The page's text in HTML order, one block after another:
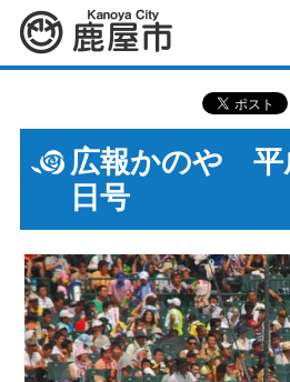
鹿屋市
広報かのや 平
日号